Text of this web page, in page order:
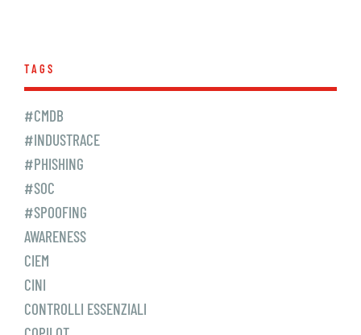
TAGS
#CMDB
#INDUSTRACE
#PHISHING
#SOC
#SPOOFING
AWARENESS
CIEM
CINI
CONTROLLI ESSENZIALI